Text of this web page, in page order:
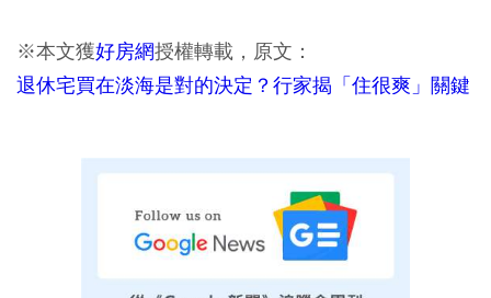
※本文獲好房網授權轉載，原文：
退休宅買在淡海是對的決定？行家揭「住很爽」關鍵